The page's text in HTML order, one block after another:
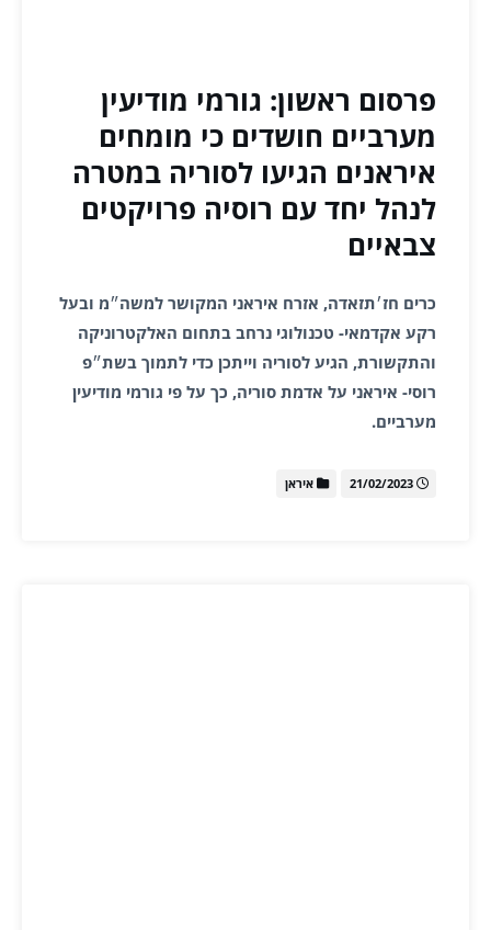
פרסום ראשון: גורמי מודיעין
מערביים חושדים כי מומחים
איראנים הגיעו לסוריה במטרה
לנהל יחד עם רוסיה פרויקטים
צבאיים
כרים חז׳תזאדה, אזרח איראני המקושר למשה״מ ובעל
רקע אקדמאי- טכנולוגי נרחב בתחום האלקטרוניקה
והתקשורת, הגיע לסוריה וייתכן כדי לתמוך בשת״פ
רוסי- איראני על אדמת סוריה, כך על פי גורמי מודיעין
מערביים.
21/02/2023 איראן